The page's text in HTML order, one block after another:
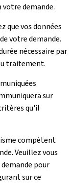
demande.
que vos données
votre demande.
nécessaire par
traitement.
sur
qu'il
compétent
Veuillez vous
pour
sur ce